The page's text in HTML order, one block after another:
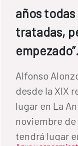
años
tratadas,
empezado”.
Alfonso Alonzo
desde la XIX
lugar en La
noviembre de 2018, hasta la XX
tendrá lugar